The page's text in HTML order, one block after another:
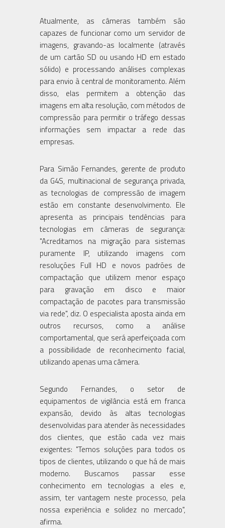
Atualmente, as câmeras também são
capazes de funcionar como um servidor de
imagens, gravando-as localmente (através
de um cartão SD ou usando HD em estado
sólido) e processando análises complexas
para envio à central de monitoramento. Além
disso, elas permitem a obtenção das
imagens em alta resolução, com métodos de
compressão para permitir o tráfego dessas
informações sem impactar a rede das
empresas.
Para Simão Fernandes, gerente de produto
da G4S, multinacional de segurança privada,
as tecnologias de compressão de imagem
estão em constante desenvolvimento. Ele
apresenta as principais tendências para
tecnologias em câmeras de segurança:
"Acreditamos na migração para sistemas
puramente IP, utilizando imagens com
resoluções Full HD e novos padrões de
compactação que utilizem menor espaço
para gravação em disco e maior
compactação de pacotes para transmissão
via rede", diz. O especialista aposta ainda em
outros recursos, como a análise
comportamental, que será aperfeiçoada com
a possibilidade de reconhecimento facial,
utilizando apenas uma câmera.
Segundo Fernandes, o setor de
equipamentos de vigilância está em franca
expansão, devido às altas tecnologias
desenvolvidas para atender às necessidades
dos clientes, que estão cada vez mais
exigentes: "Temos soluções para todos os
tipos de clientes, utilizando o que há de mais
moderno. Buscamos passar esse
conhecimento em tecnologias a eles e,
assim, ter vantagem neste processo, pela
nossa experiência e solidez no mercado",
afirma.